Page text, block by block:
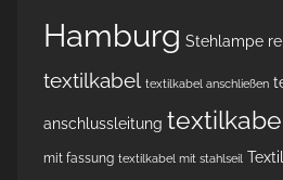
Hamburg Stehlampe
textilkabel textilkabel anschließen
anschlussleitung
mit fassung textilkabel mit stahlseil